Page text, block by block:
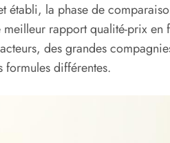
établi, la phase de
rapport qualité-prix
des grandes
formules différentes.